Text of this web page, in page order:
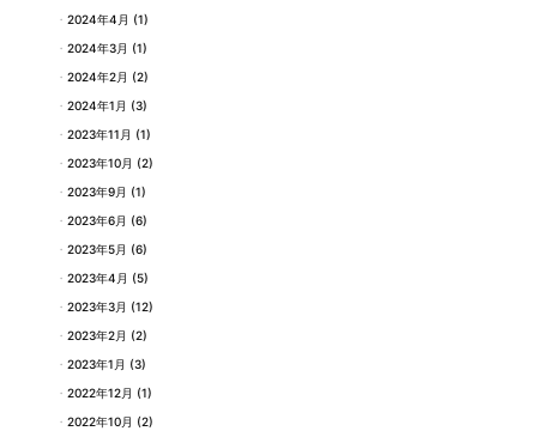
2024年4月 (1)
2024年3月 (1)
2024年2月 (2)
2024年1月 (3)
2023年11月 (1)
2023年10月 (2)
2023年9月 (1)
2023年6月 (6)
2023年5月 (6)
2023年4月 (5)
2023年3月 (12)
2023年2月 (2)
2023年1月 (3)
2022年12月 (1)
2022年10月 (2)